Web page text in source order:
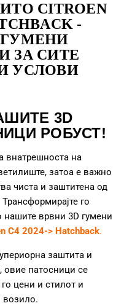
CITROEN
-
ЗА СИТЕ
УСЛОВИ
3D
РОБУСТ!
внатрешноста на
затоа е важно
чиста и заштитена од
Трансформирајте го
нашите врвни 3D гумени
C4 2024-> Hatchback.
заштита и
овие патосници се
цени и стилот и
возило.